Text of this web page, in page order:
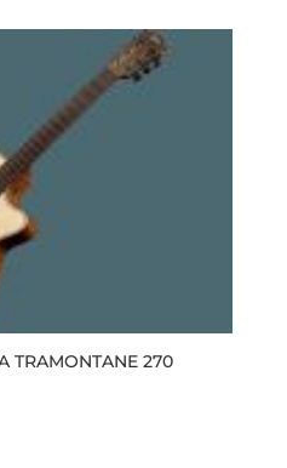
TRAMONTANE 270